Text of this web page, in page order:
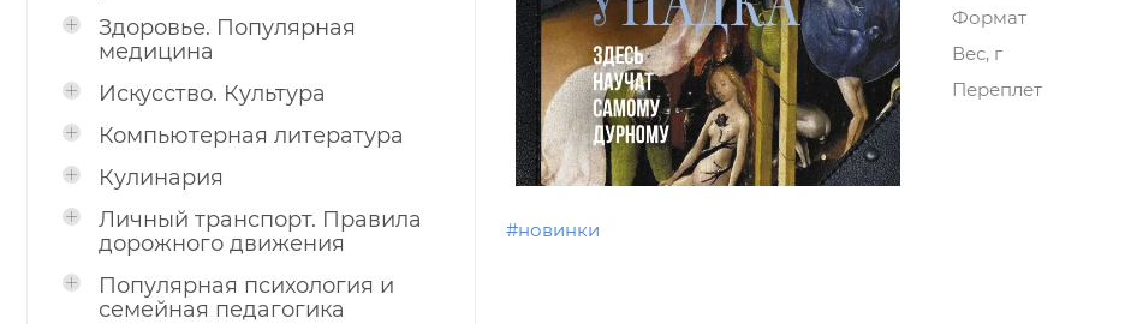
Здоровье. Популярная
медицина
Искусство. Культура
Компьютерная литература
Кулинария
Личный транспорт. Правила
дорожного движения
Популярная психология и
семейная педагогика
#новинки
Формат
Вес, г
Переплет